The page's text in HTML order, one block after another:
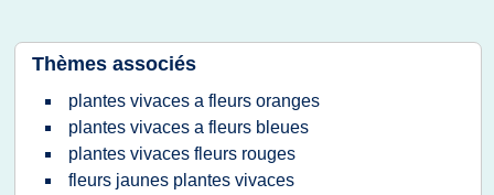
Thèmes associés
plantes vivaces a fleurs oranges
plantes vivaces a fleurs bleues
plantes vivaces fleurs rouges
fleurs jaunes plantes vivaces